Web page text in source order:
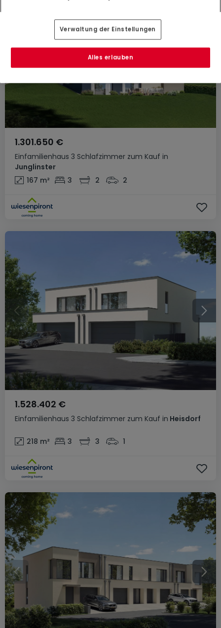
Einfamilienhaus 3 Schlafzimmer zum Kauf in
Junglinster
1.301.650 €
167 m² 3 2 2
Einfamilienhaus 3 Schlafzimmer zum Kauf in Heisdorf
1.528.402 €
218 m² 3 3 1
Verwaltung der Einstellungen
Alles erlauben